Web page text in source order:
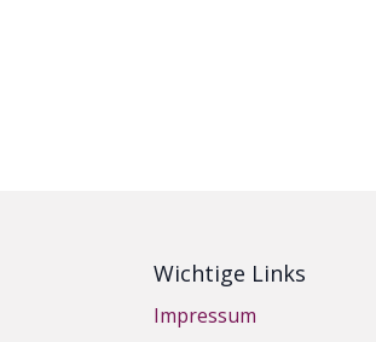
Wichtige Links
Impressum